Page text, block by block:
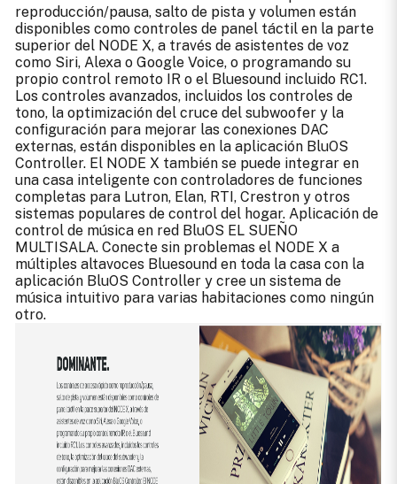
reproducción/pausa, salto de pista y volumen están
disponibles como controles de panel táctil en la parte
superior del NODE X, a través de asistentes de voz
como Siri, Alexa o Google Voice, o programando su
propio control remoto IR o el Bluesound incluido RC1.
Los controles avanzados, incluidos los controles de
tono, la optimización del cruce del subwoofer y la
configuración para mejorar las conexiones DAC
externas, están disponibles en la aplicación BluOS
Controller. El NODE X también se puede integrar en
una casa inteligente con controladores de funciones
completas para Lutron, Elan, RTI, Crestron y otros
sistemas populares de control del hogar. Aplicación de
control de música en red BluOS EL SUEÑO
MULTISALA. Conecte sin problemas el NODE X a
múltiples altavoces Bluesound en toda la casa con la
aplicación BluOS Controller y cree un sistema de
música intuitivo para varias habitaciones como ningún
otro.